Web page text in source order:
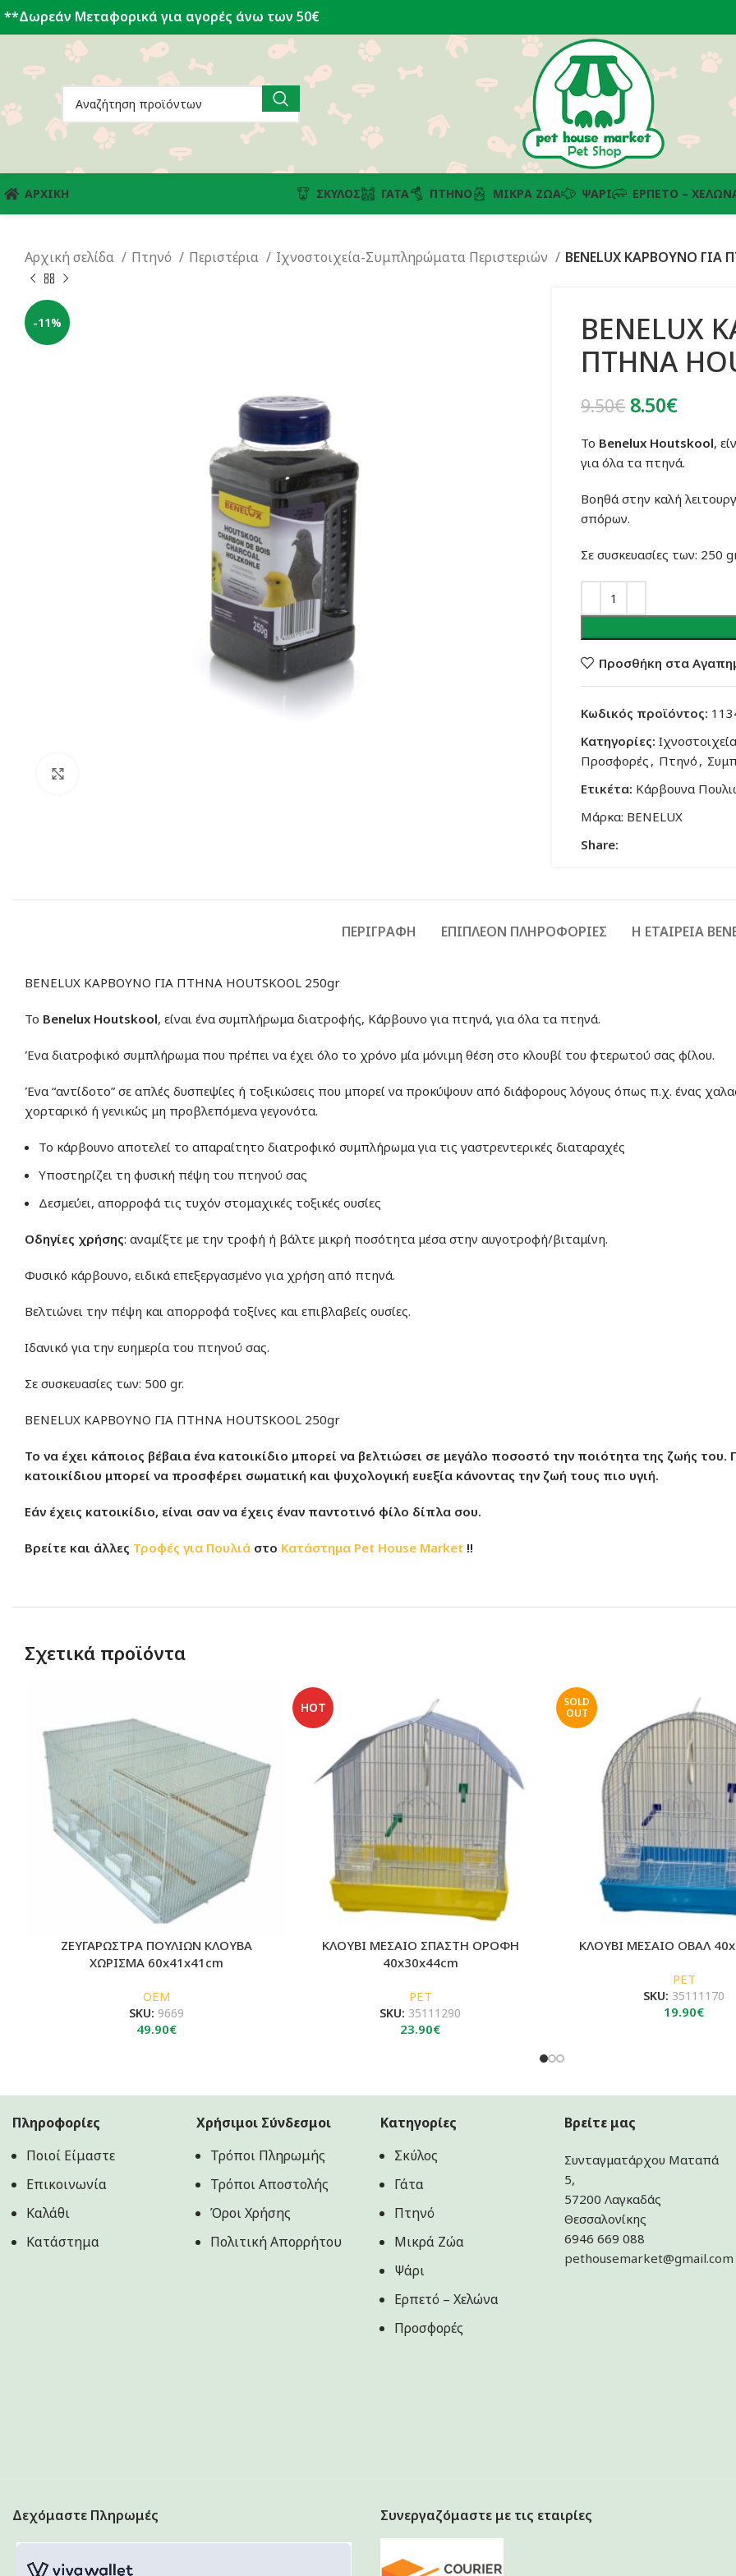
**Δωρεάν Μεταφορικά για αγορές άνω των 50€
ΑΡΧΙΚΗ ΣΚΎΛΟΣ ΓΆΤΑ ΠΤΗΝΌ ΜΙΚΡΆ ΖΏΑ ΨΆΡΙ ΕΡΠΕΤΌ –
Αρχική σελίδα Πτηνό Περιστέρια Ιχνοστοιχεία-Συμπληρώματα Περιστεριών BENELUX ΚΑΡΒΟΥΝΟ ΓΙΑ
-11%
BENELUX
ΠΤΗΝΑ
9.50€ Original
was:
9.50€.
8.50€Η
τιμή
είναι:
8.50€.
Το Benelux Houtskool,
για όλα τα πτηνά.
Βοηθά στην καλή
σπόρων.
Σε συσκευασίες των: 250
Προσθήκη στα
Κωδικός προϊόντος:
Κατηγορίες:
Προσφορές , Πτηνό ,
Ετικέτα: Κάρβουνα
Μάρκα: BENELUX
Share:
ΠΕΡΙΓΡΑΦΉ ΕΠΙΠΛΈΟΝ ΠΛΗΡΟΦΟΡΊΕΣ Η ΕΤΑΙΡΕΙΑ
BENELUX ΚΑΡΒΟΥΝΟ ΓΙΑ ΠΤΗΝΑ HOUTSKOOL 250gr
Το Benelux Houtskool, είναι ένα συμπλήρωμα διατροφής, Κάρβουνο για πτηνά, για όλα τα πτηνά.
Ένα διατροφικό συμπλήρωμα που πρέπει να έχει όλο το χρόνο μία μόνιμη θέση στο κλουβί του φτερωτού σας φίλου.
Ένα “αντίδοτο” σε απλές δυσπεψίες ή τοξικώσεις που μπορεί να προκύψουν από διάφορους λόγους όπως π.χ. ένας
χορταρικό ή γενικώς μη προβλεπόμενα γεγονότα.
Το κάρβουνο αποτελεί το απαραίτητο διατροφικό συμπλήρωμα για τις γαστρεντερικές διαταραχές
Υποστηρίζει τη φυσική πέψη του πτηνού σας
Δεσμεύει, απορροφά τις τυχόν στομαχικές τοξικές ουσίες
Οδηγίες χρήσης: αναμίξτε με την τροφή ή βάλτε μικρή ποσότητα μέσα στην αυγοτροφή/βιταμίνη.
Φυσικό κάρβουνο, ειδικά επεξεργασμένο για χρήση από πτηνά.
Βελτιώνει την πέψη και απορροφά τοξίνες και επιβλαβείς ουσίες.
Ιδανικό για την ευημερία του πτηνού σας.
Σε συσκευασίες των: 500 gr.
BENELUX ΚΑΡΒΟΥΝΟ ΓΙΑ ΠΤΗΝΑ HOUTSKOOL 250gr
Το να έχει κάποιος βέβαια ένα κατοικίδιο μπορεί να βελτιώσει σε μεγάλο ποσοστό την ποιότητα της ζωής του.
κατοικίδιου μπορεί να προσφέρει σωματική και ψυχολογική ευεξία κάνοντας την ζωή τους πιο υγιή.
Εάν έχεις κατοικίδιο, είναι σαν να έχεις έναν παντοτινό φίλο δίπλα σου.
Βρείτε και άλλες Τροφές για Πουλιά στο Κατάστημα Pet House Market !!
Σχετικά προϊόντα
ΖΕΥΓΑΡΩΣΤΡΑ ΠΟΥΛΙΩΝ ΚΛΟΥΒΑ
ΧΩΡΙΣΜΑ 60x41x41cm
OEM
SKU: 9669
49.90€
HOT
ΚΛΟΥΒΙ ΜΕΣΑΙΟ ΣΠΑΣΤΗ ΟΡΟΦΗ
40x30x44cm
PET
SKU: 35111290
23.90€
SOLD
OUT
ΚΛΟΥΒΙ ΜΕΣΑΙΟ ΟΒΑΛ
PET
SKU: 35111170
19.90€
Πληροφορίες
Ποιοί Είμαστε
Επικοινωνία
Καλάθι
Κατάστημα
Χρήσιμοι Σύνδεσμοι
Τρόποι Πληρωμής
Τρόποι Αποστολής
Όροι Χρήσης
Πολιτική Aπορρήτου
Κατηγορίες
Σκύλος
Γάτα
Πτηνό
Μικρά Ζώα
Ψάρι
Ερπετό – Χελώνα
Προσφορές
Βρείτε μας
Συνταγματάρχου Ματαπά
5,
57200 Λαγκαδάς
Θεσσαλονίκης
6946 669 088
pethousemarket@gmail.com
Δεχόμαστε Πληρωμές Συνεργαζόμαστε με τις εταιρίες